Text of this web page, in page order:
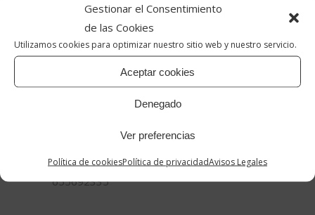
Gestionar el Consentimiento
de las Cookies
Utilizamos cookies para optimizar nuestro sitio web y nuestro servicio.
Aceptar cookies
Denegado
Ver preferencias
Política de cookiesPolítica de privacidadAvisos Legales
Reinventar Vintage
info@reinventarvintage.com
655692335